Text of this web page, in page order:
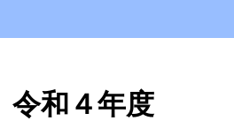
令和４年度